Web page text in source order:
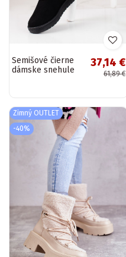
Semišové čierne
dámske snehule
37,14 €
61,89 €
Zimný OUTLET
-40%